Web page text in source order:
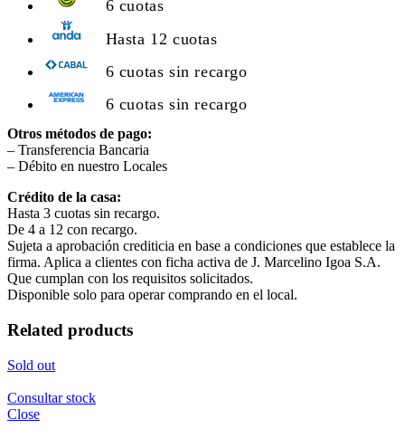
6 cuotas
Hasta 12 cuotas
6 cuotas sin recargo
6 cuotas sin recargo
Otros métodos de pago:
– Transferencia Bancaria
– Débito en nuestro Locales
Crédito de la casa:
Hasta 3 cuotas sin recargo.
De 4 a 12 con recargo.
Sujeta a aprobación crediticia en base a condiciones que establece la
firma. Aplica a clientes con ficha activa de J. Marcelino Igoa S.A.
Que cumplan con los requisitos solicitados.
Disponible solo para operar comprando en el local.
Related products
Sold out
Consultar stock
Close